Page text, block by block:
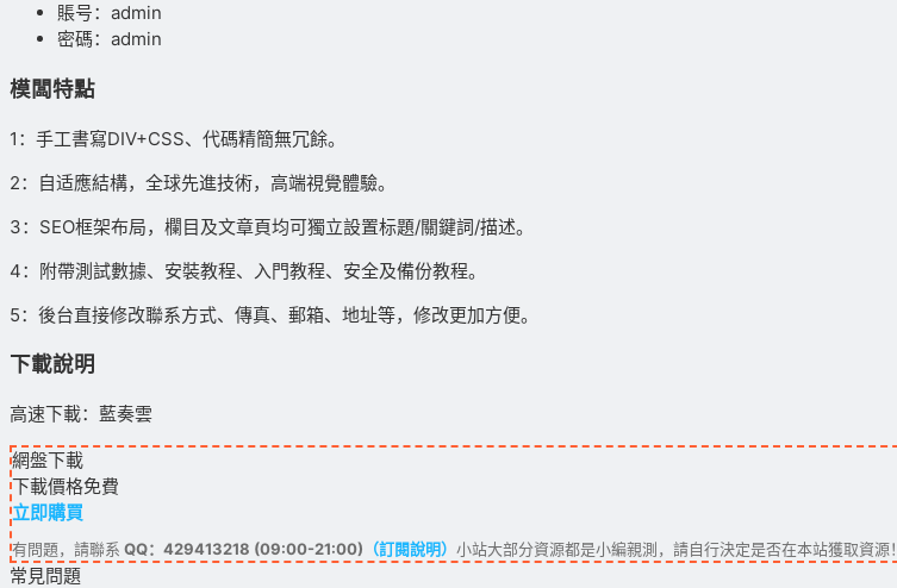
賬号：admin
密碼：admin
模闆特點
1：手工書寫DIV+CSS、代碼精簡無冗餘。
2：自适應結構，全球先進技術，高端視覺體驗。
3：SEO框架布局，欄目及文章頁均可獨立設置标題/關鍵詞/描述。
4：附帶測試數據、安裝教程、入門教程、安全及備份教程。
5：後台直接修改聯系方式、傳真、郵箱、地址等，修改更加方便。
下載說明
高速下載：藍奏雲
網盤下載
下載價格免費
立即購買
有問題，請聯系 QQ：429413218 (09:00-21:00) （訂閱說明） 小站大部分資源都是小編親測，請自行決定是否在本站獲取資源！
常見問題